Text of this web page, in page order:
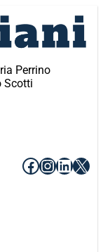
Perrino
Scotti
Facebook
X